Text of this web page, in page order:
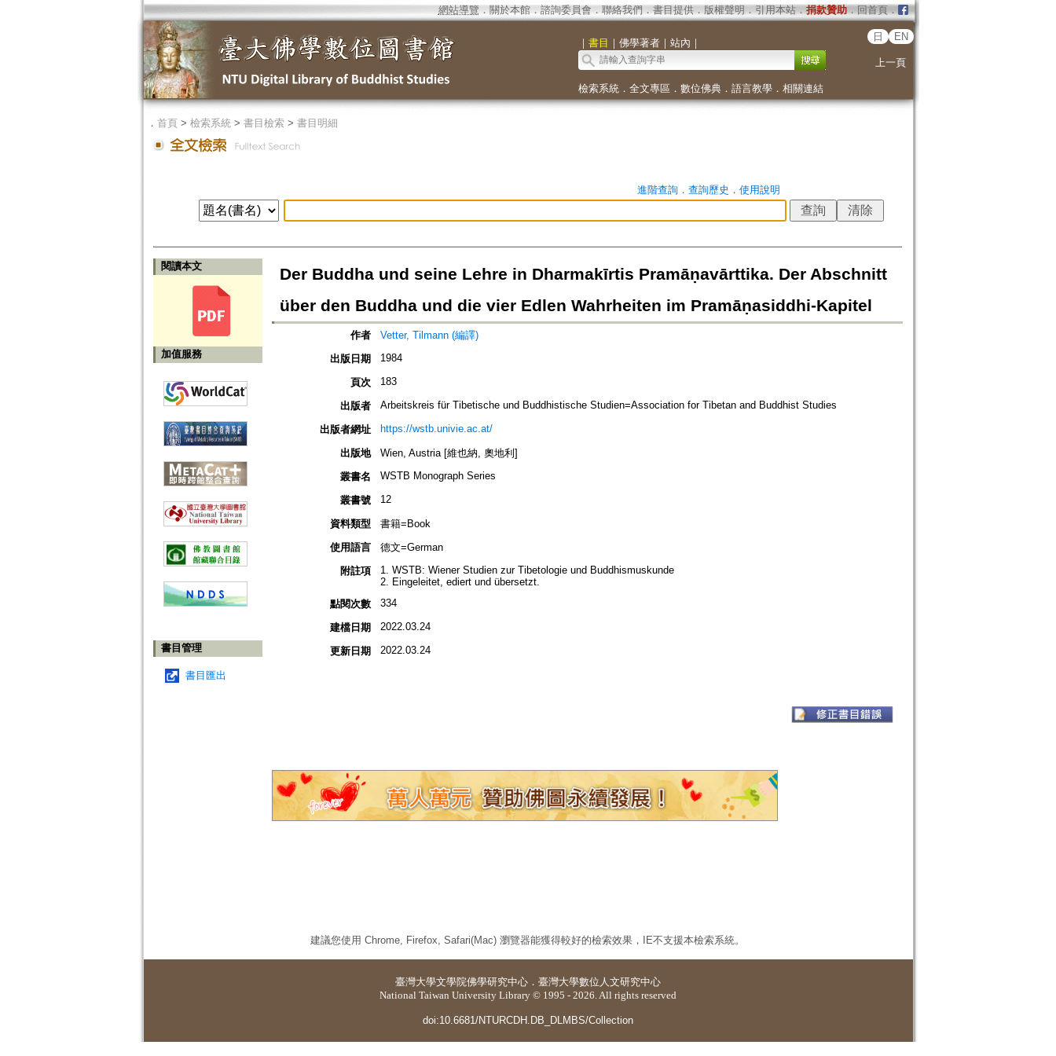
網站導覽 ． 關於本館． 諮詢委員會． 聯絡我們 ． 書目提供． 版權聲明 ． 引用本站． 捐款贊助．回首頁．
｜ 書目 ｜ 佛學著者｜ 站內 ｜
日 EN
上一頁
檢索系統． 全文專區 ． 數位佛典． 語言教學． 相關連結
． 首頁> 檢索系統> 書目檢索> 書目明細
進階查詢． 查詢歷史 ． 使用說明
閱讀本文
加值服務
書目管理
書目匯出
Der Buddha und seine Lehre in Dharmakīrtis Pramāṇavārttika. Der Abschnitt
über den Buddha und die vier Edlen Wahrheiten im Pramāṇasiddhi-Kapitel
作者
Vetter, Tilmann (編譯)
出版日期
1984
頁次 183
出版者 Arbeitskreis für Tibetische und Buddhistische Studien=Association for Tibetan and Buddhist Studies
出版者網址 https://wstb.univie.ac.at/
出版地
Wien, Austria [維也納, 奧地利]
叢書名
WSTB Monograph Series
叢書號 12
資料類型
書籍=Book
使用語言
德文=German
附註項
1. WSTB: Wiener Studien zur Tibetologie und Buddhismuskunde
2. Eingeleitet, ediert und übersetzt.
點閱次數
334
建檔日期 2022.03.24
更新日期 2022.03.24
建議您使用 Chrome, Firefox, Safari(Mac) 瀏覽器能獲得較好的檢索效果，IE不支援本檢索系統。
臺灣大學文學院佛學研究中心 ． 臺灣大學數位人文研究中心
National Taiwan University Library © 1995 - 2026. All rights reserved
doi:10.6681/NTURCDH.DB_DLMBS/Collection